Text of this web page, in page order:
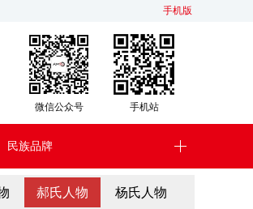
手机版
手机站
微信公众号
民族品牌
郝氏人物 杨氏人物